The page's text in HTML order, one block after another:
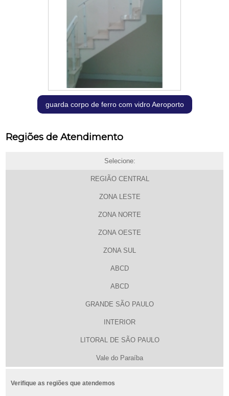
guarda corpo de ferro com vidro Aeroporto
Regiões de Atendimento
Selecione:
REGIÃO CENTRAL
ZONA LESTE
ZONA NORTE
ZONA OESTE
ZONA SUL
ABCD
ABCD
GRANDE SÃO PAULO
INTERIOR
LITORAL DE SÃO PAULO
Vale do Paraíba
Verifique as regiões que atendemos